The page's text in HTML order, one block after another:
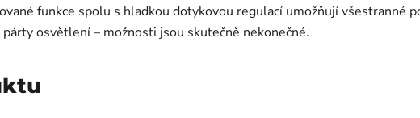
funkce spolu s hladkou dotykovou regulací umožňují všestranné
osvětlení – možnosti jsou skutečně nekonečné.